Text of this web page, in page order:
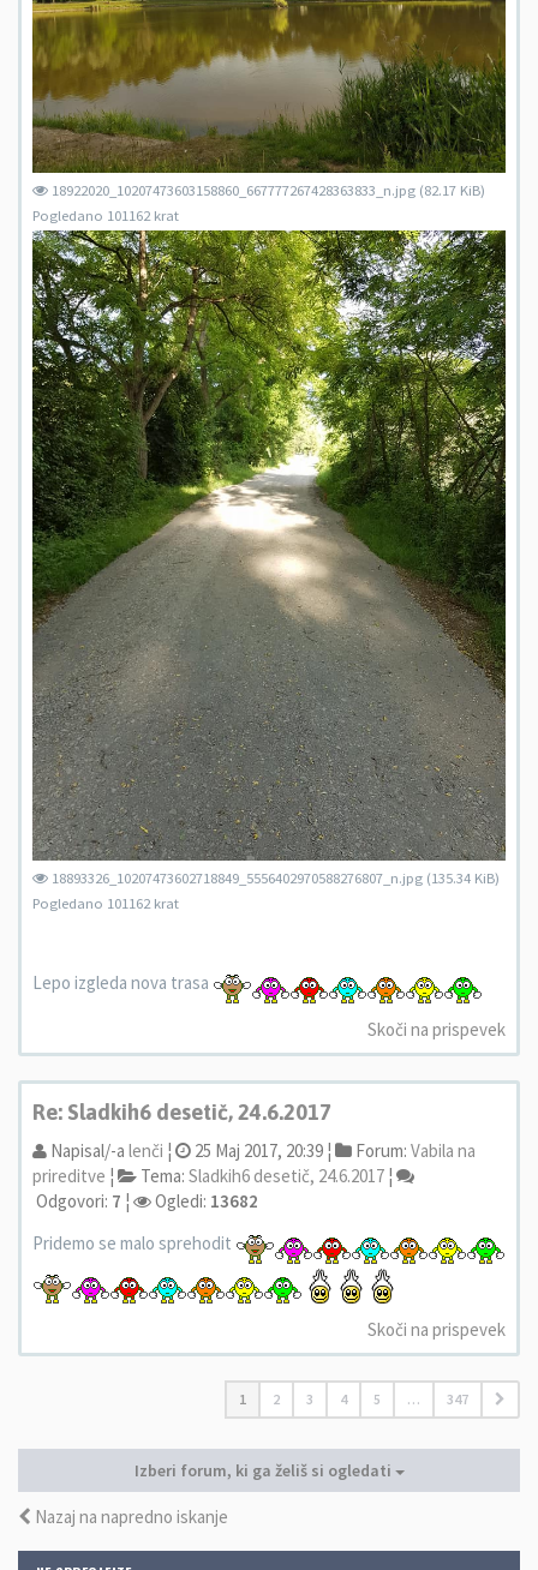
18922020_10207473603158860_667777267428363833_n.jpg (82.17 KiB)
Pogledano 101162 krat
18893326_10207473602718849_5556402970588276807_n.jpg (135.34 KiB)
Pogledano 101162 krat
Lepo izgleda nova trasa
Skoči na prispevek
Re: Sladkih6 desetič, 24.6.2017
Napisal/-a lenči ¦ 25 Maj 2017, 20:39 ¦ Forum: Vabila na
prireditve ¦ Tema: Sladkih6 desetič, 24.6.2017 ¦
Odgovori: 7 ¦ Ogledi: 13682
Pridemo se malo sprehodit
Skoči na prispevek
1 2 3 4 5 … 347
Izberi forum, ki ga želiš si ogledati
Nazaj na napredno iskanje